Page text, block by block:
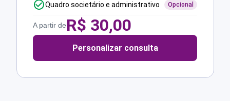
Quadro societário e administrativo Opcional
A partir deR$ 30,00
Personalizar consulta